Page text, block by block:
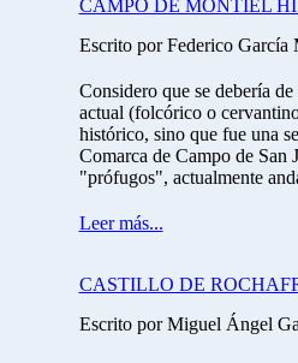
CAMPO DE MONTIEL
Escrito por Federico García
Considero que se debería
actual (folcórico o
histórico, sino que fue una
Comarca de Campo de San
"prófugos", actualmente
Leer más...
CASTILLO DE
Escrito por Miguel Ángel